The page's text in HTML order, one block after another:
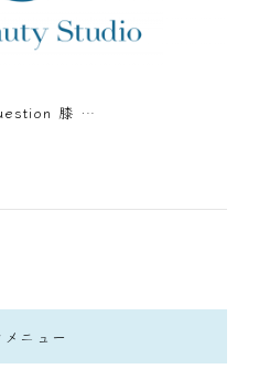
膝 …
ニュー